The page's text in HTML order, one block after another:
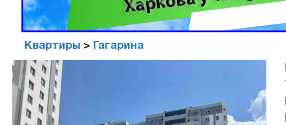
Квартиры > Гагарина
Агенство
недвижимости
"Аверс"